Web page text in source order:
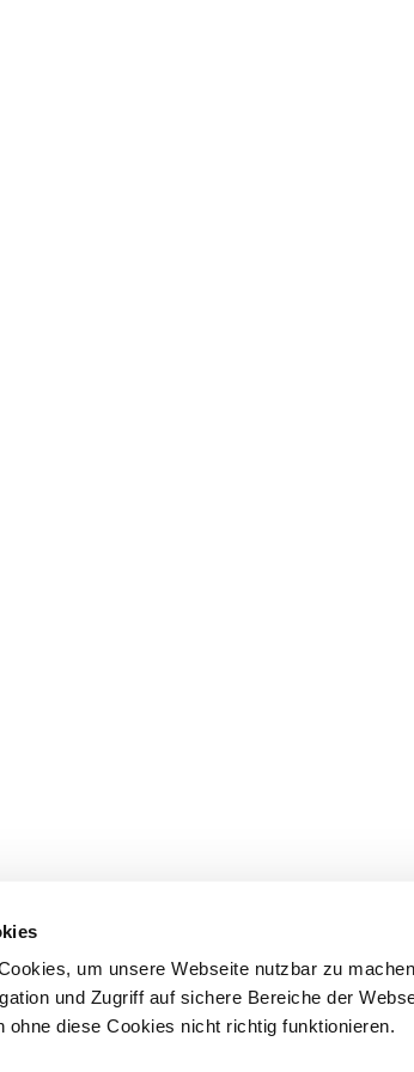
um unsere Webseite nutzbar zu
und Zugriff auf sichere Bereiche der
ohne diese Cookies nicht richtig funktionieren.